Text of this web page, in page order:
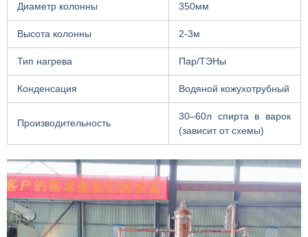
Диаметр колонны 350мм
Высота колонны 2-3м
Тип нагрева Пар/ТЭНы
Конденсация Водяной кожухотрубный
Производительность
30–60л спирта в варок
(зависит от схемы)